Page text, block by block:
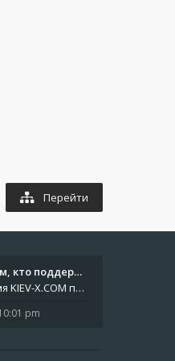
Перейти
Спасибо всем, кто поддерживае…
Доменное имя KIEV-X.COM продлено до третьей декады августа 2027 года! Спасибо всем анонимным пользователям, которые по
pm